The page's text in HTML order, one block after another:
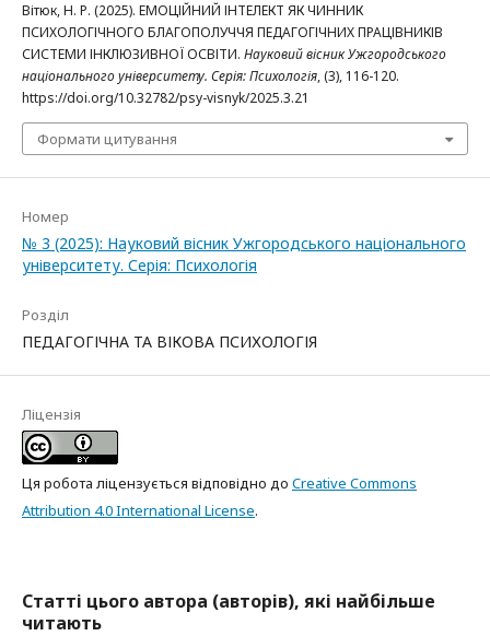
Вітюк, Н. Р. (2025). ЕМОЦІЙНИЙ ІНТЕЛЕКТ ЯК ЧИННИК
ПСИХОЛОГІЧНОГО БЛАГОПОЛУЧЧЯ ПЕДАГОГІЧНИХ ПРАЦІВНИКІВ
СИСТЕМИ ІНКЛЮЗИВНОЇ ОСВІТИ. Науковий вісник Ужгородського
національного університету. Серія: Психологія, (3), 116-120.
https://doi.org/10.32782/psy-visnyk/2025.3.21
Формати цитування
Номер
№ 3 (2025): Науковий вісник Ужгородського національного
університету. Серія: Психологія
Розділ
ПЕДАГОГІЧНА ТА ВІКОВА ПСИХОЛОГІЯ
Ліцензія
Ця робота ліцензується відповідно до Creative Commons
Attribution 4.0 International License.
Статті цього автора (авторів), які найбільше
читають